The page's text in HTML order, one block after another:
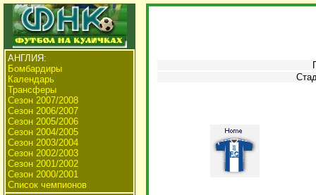
АНГЛИЯ:
Бомбардиры
Календарь
Трансферы
Сезон 2007/2008
Сезон 2006/2007
Сезон 2005/2006
Сезон 2004/2005
Сезон 2003/2004
Сезон 2002/2003
Сезон 2001/2002
Сезон 2000/2001
Список чемпионов